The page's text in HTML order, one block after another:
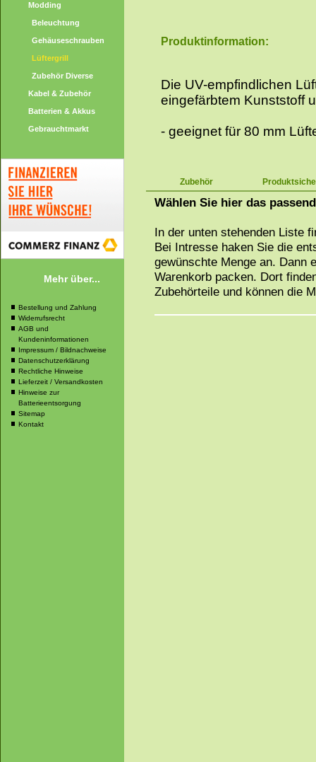
Modding
Beleuchtung
Gehäuseschrauben
Lüftergrill
Zubehör Diverse
Kabel & Zubehör
Batterien & Akkus
Gebrauchtmarkt
Mehr über...
Bestellung und Zahlung
Widerrufsrecht
AGB und
Kundeninformationen
Impressum / Bildnachweise
Datenschutzerklärung
Rechtliche Hinweise
Lieferzeit / Versandkosten
Hinweise zur
Batterieentsorgung
Sitemap
Kontakt
Produktinformation:
Die UV-empfindlichen
eingefärbtem Kunststoff
- geeignet für 80 mm
Zubehör
Wählen Sie hier das
In der unten stehenden Liste
Bei Intresse haken Sie die
gewünschte Menge an. Dann
Warenkorb packen. Dort
Zubehörteile und können die